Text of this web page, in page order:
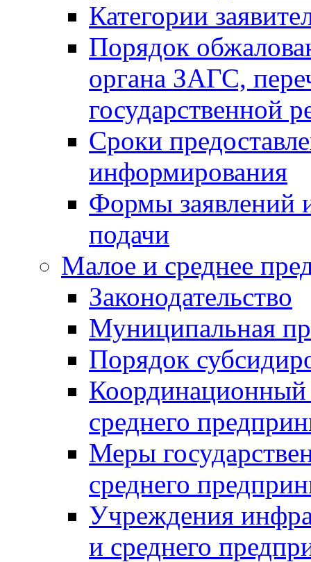
Категории
Порядок
органа ЗАГС,
государственной
Сроки
информирования
Формы заявлений
подачи
Малое и среднее
Законодательство
Муниципальная
Порядок
Координационный
среднего
Меры
среднего
Учреждения
и среднего